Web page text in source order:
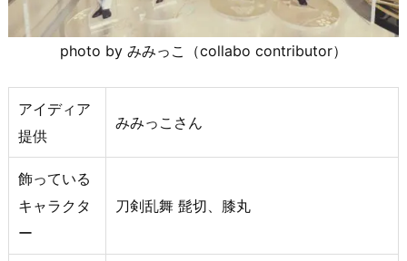
photo by みみっこ（collabo contributor）
アイディア
提供
みみっこさん
飾っている
キャラクタ
ー
刀剣乱舞 髭切、膝丸